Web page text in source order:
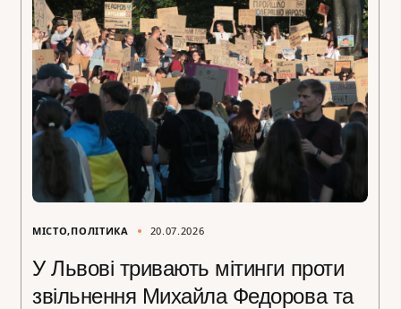
МІСТО ПОЛІТИКА 20.07.2026
У Львові тривають мітинги проти
звільнення Михайла Федорова та